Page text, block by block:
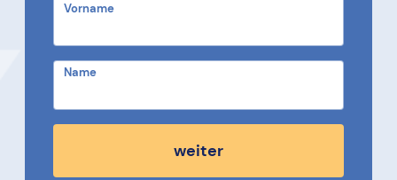
Vorname
Name
weiter